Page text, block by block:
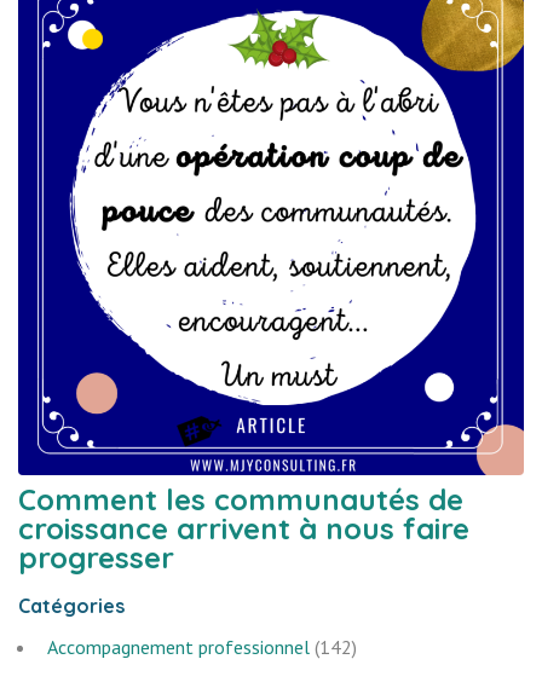
Comment les communautés de
croissance arrivent à nous faire
progresser
Catégories
Accompagnement professionnel (142)